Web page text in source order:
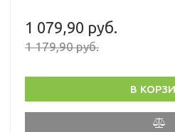
1 079,90 руб.
1 179,90 руб.
В